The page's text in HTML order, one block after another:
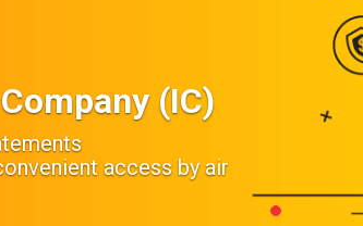
(IC)
access by air